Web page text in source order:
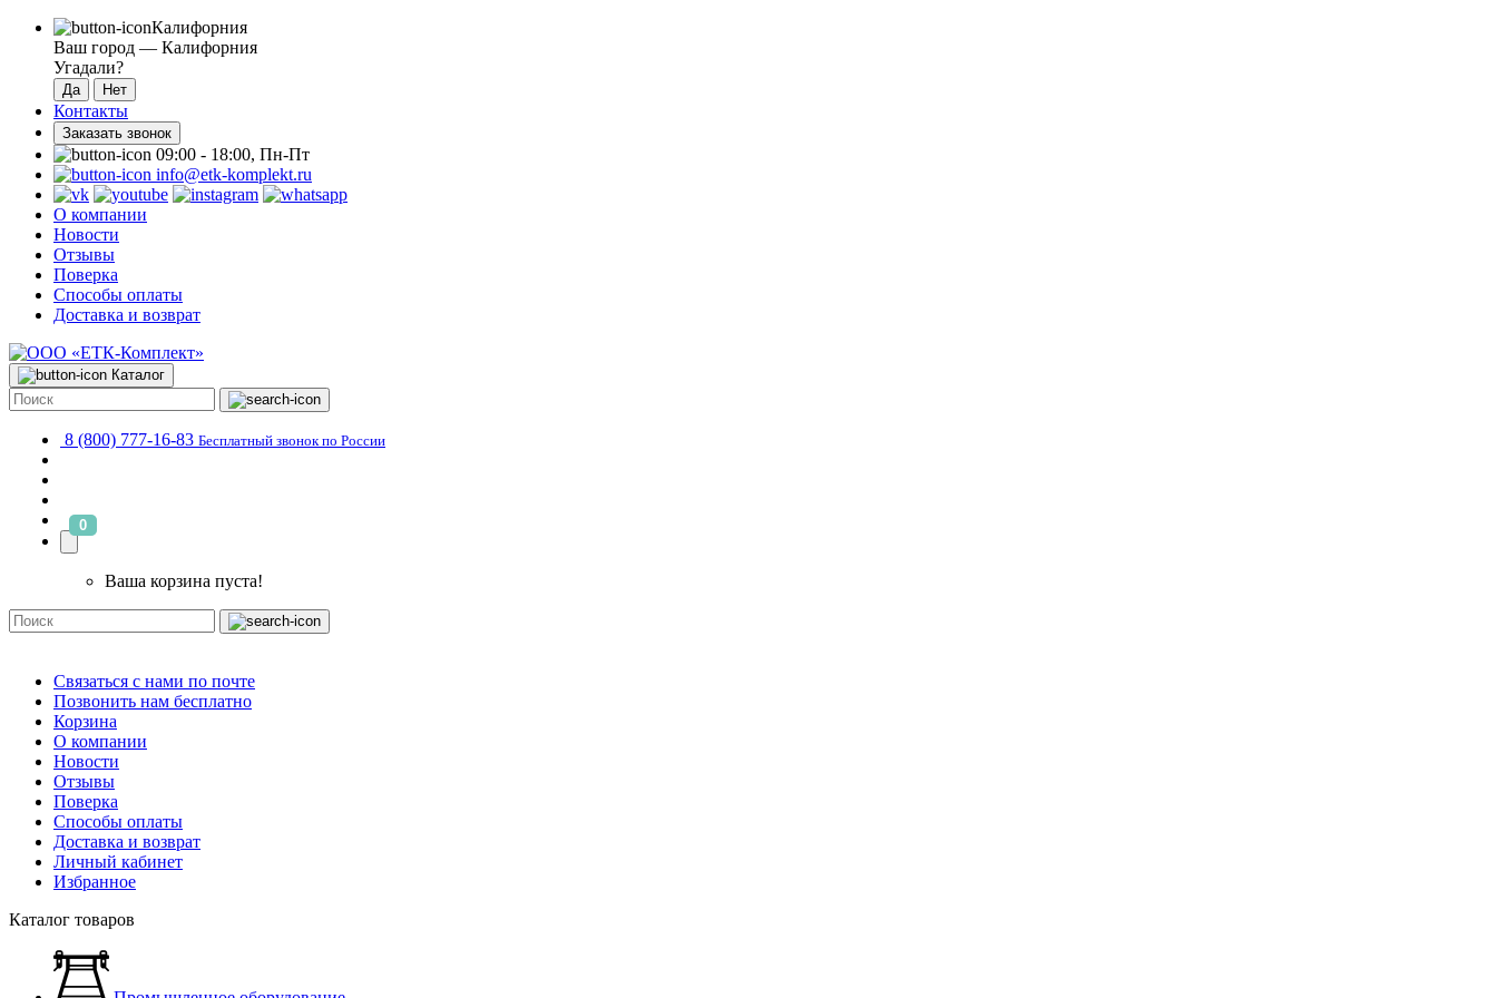
Калифорния
Ваш город — Калифорния
Угадали?
Контакты
Заказать звонок
09:00 - 18:00, Пн-Пт
info@etk-komplekt.ru
О компании
Новости
Отзывы
Поверка
Способы оплаты
Доставка и возврат
Каталог
8 (800) 777-16-83 Бесплатный звонок по России
0
Ваша корзина пуста!
Связаться с нами по почте
Позвонить нам бесплатно
Корзина
О компании
Новости
Отзывы
Поверка
Способы оплаты
Доставка и возврат
Личный кабинет
Избранное
Каталог товаров